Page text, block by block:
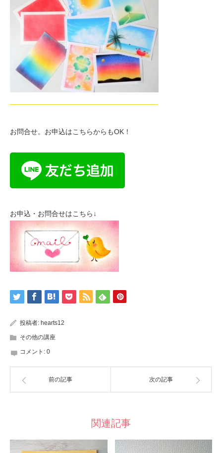
—————————————————————-
お問合せ。お申込はこちらからもOK！
お申込・お問合せはこちら↓
投稿者: hearts12
その他の講座
コメント: 0
前の記事 次の記事
関連記事